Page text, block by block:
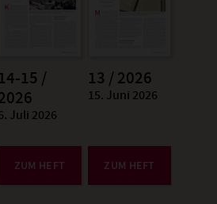
14-15 /
Juli 2026
ZUM HEFT
13 / 2026
:
15. Juni 2026
ZUM HEFT